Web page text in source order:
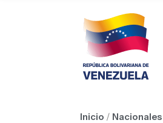
Inicio / Nacionales